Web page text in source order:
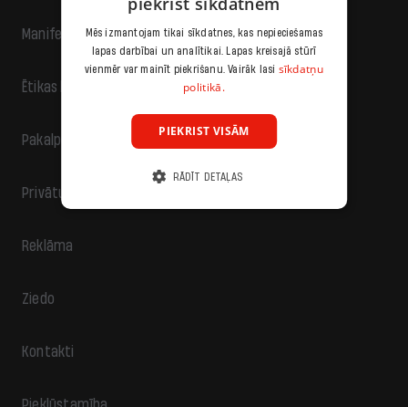
Manifests
Ētikas kodekss
Pakalpojumu sniegšanas noteikumi
Privātuma politika
Reklāma
Ziedo
Kontakti
Mēs izmantojam tikai sīkdatnes, kas nepieciešamas
lapas darbībai un analītikai. Lapas kreisajā stūrī
vienmēr var mainīt piekrišanu. Vairāk lasi sīkdatņu
politikā.
PIEKRIST VISĀM
RĀDĪT DETAĻAS